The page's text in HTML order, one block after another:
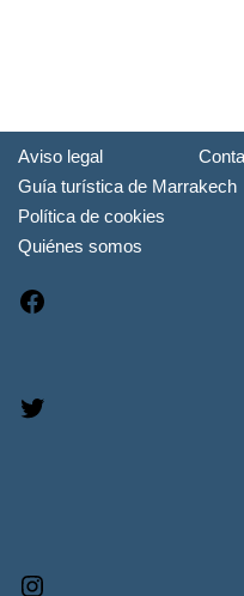
Aviso legal
Guía turística de Marrakech
Política de cookies
Quiénes somos